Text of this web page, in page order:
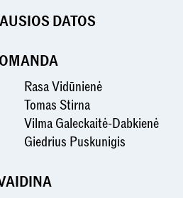
DATOS
Rasa Vidūnienė
Tomas Stirna
Vilma Galeckaitė-Dabkienė
Giedrius Puskunigis